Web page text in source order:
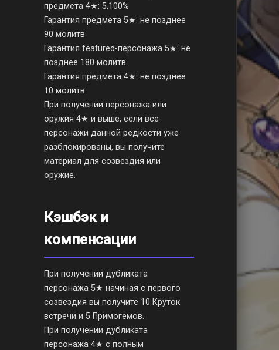
предмета 4★: 5,100%
Гарантия предмета 5★: не позднее
90 молитв
Гарантия featured-персонажа 5★: не
позднее 180 молитв
Гарантия предмета 4★: не позднее
10 молитв
При получении персонажа или
оружия 4★ и выше, если все
персонажи данной редкости уже
разблокированы, вы получите
материал для созвездия или
оружие.
Кэшбэк и
компенсации
При получении дубликата
персонажа 5★ начиная с первого
созвездия вы получите 10 Круток
встречи и 5 Примогемов.
При получении дубликата
персонажа 4★ с полным